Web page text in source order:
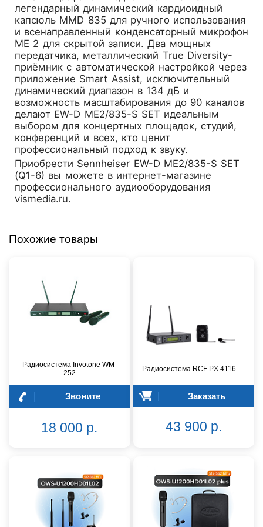
легендарный динамический кардиоидный
капсюль MMD 835 для ручного использования
и всенаправленный конденсаторный микрофон
ME 2 для скрытой записи. Два мощных
передатчика, металлический True Diversity-
приёмник с автоматической настройкой через
приложение Smart Assist, исключительный
динамический диапазон в 134 дБ и
возможность масштабирования до 90 каналов
делают EW-D ME2/835-S SET идеальным
выбором для концертных площадок, студий,
конференций и всех, кто ценит
профессиональный подход к звуку.
Приобрести Sennheiser EW-D ME2/835-S SET
(Q1-6) вы можете в интернет-магазине
профессионального аудиооборудования
vismedia.ru.
Похожие товары
Радиосистема Invotone WM-
252
Звоните
18 000 р.
Радиосистема RCF PX 4116
Заказать
43 900 р.